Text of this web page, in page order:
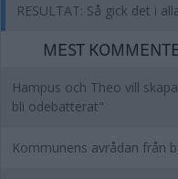
RESULTAT: Så gick det i
MEST
Hampus och Theo vill
bli odebatterat"
Kommunens avrådan från